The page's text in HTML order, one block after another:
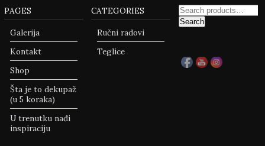
PAGES
Galerija
Kontakt
Shop
Šta je to dekupaž
(u 5 koraka)
U trenutku nađi
inspiraciju
CATEGORIES
Ručni radovi
Teglice
Search